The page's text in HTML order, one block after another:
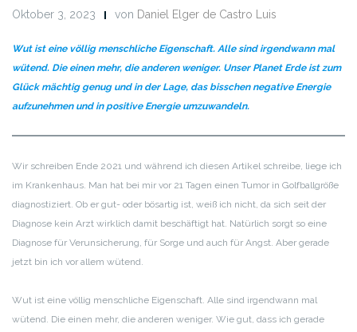
Oktober 3, 2023 von Daniel Elger de Castro Luis
Wut ist eine völlig menschliche Eigenschaft. Alle sind irgendwann mal
wütend. Die einen mehr, die anderen weniger. Unser Planet Erde ist zum
Glück mächtig genug und in der Lage, das bisschen negative Energie
aufzunehmen und in positive Energie umzuwandeln.
Wir schreiben Ende 2021 und während ich diesen Artikel schreibe, liege ich
im Krankenhaus. Man hat bei mir vor 21 Tagen einen Tumor in Golfballgröße
diagnostiziert. Ob er gut- oder bösartig ist, weiß ich nicht, da sich seit der
Diagnose kein Arzt wirklich damit beschäftigt hat. Natürlich sorgt so eine
Diagnose für Verunsicherung, für Sorge und auch für Angst. Aber gerade
jetzt bin ich vor allem wütend.
Wut ist eine völlig menschliche Eigenschaft. Alle sind irgendwann mal
wütend. Die einen mehr, die anderen weniger. Wie gut, dass ich gerade